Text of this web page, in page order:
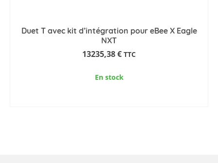
Duet T avec kit d’intégration pour eBee X Eagle
NXT
13235,38€ TTC
En stock